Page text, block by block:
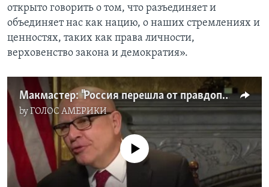
открыто говорить о том, что разъединяет и
объединяет нас как нацию, о наших стремлениях и
ценностях, таких как права личности,
верховенство закона и демократия».
Макмастер: "Россия перешла от правдоподобного отрицания к неправдоподобному"
byГОЛОС АМЕРИКИ
No media source currently available